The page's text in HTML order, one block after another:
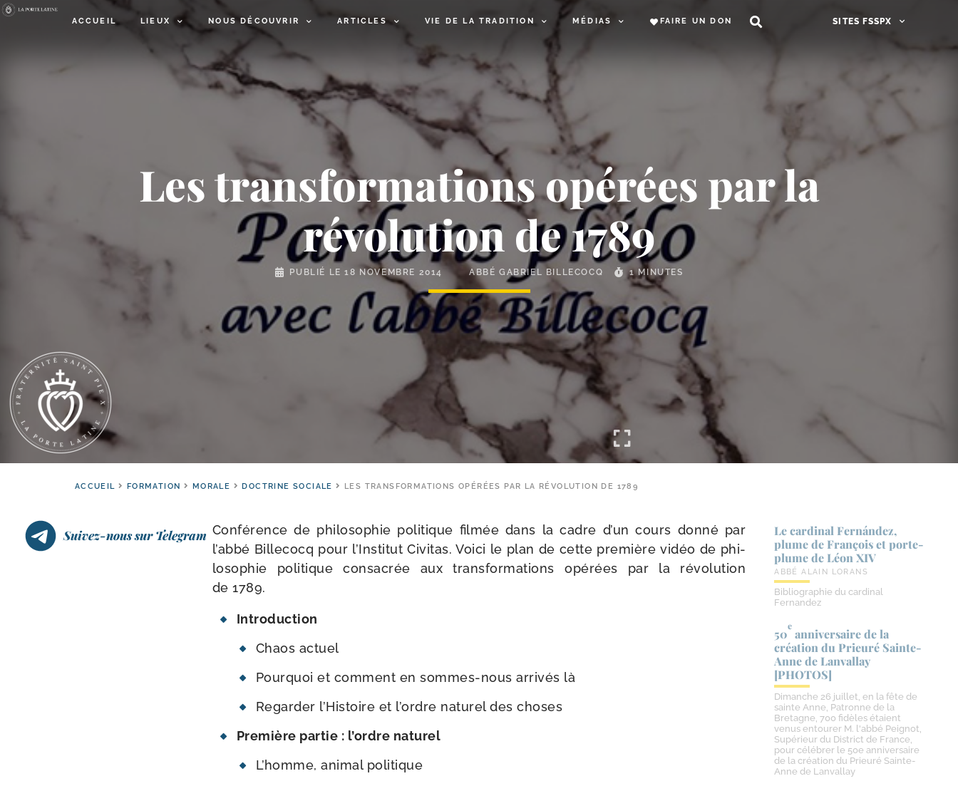
ACCUEIL LIEUX NOUS DÉCOUVRIR ARTICLES VIE DE LA TRADITION MÉDIAS FAIRE UN DON SITES FSSPX
Les transformations opérées par la
révolution de 1789
PUBLIÉ LE18 NOVEMBRE 2014 ABBÉ GABRIEL BILLECOCQ 1 MINUTES
ACCUEIL FORMATION MORALE DOCTRINE SOCIALE LES TRANSFORMATIONS OPÉRÉES PAR LA RÉVOLUTION DE 1789
Suivez-nous sur Telegram Conférence de phi­lo­so­phie poli­tique fil­mée dans la cadre d’un cours don­né par
l’abbé Billecocq pour l’Institut Civitas. Voici le plan de cette pre­mière vidéo de phi­
lo­so­phie poli­tique consa­crée aux trans­for­ma­tions opé­rées par la révo­lu­tion
de 1789.
Introduction
Chaos actuel
Pourquoi et com­ment en sommes-​nous arri­vés là
Regarder l’Histoire et l’ordre natu­rel des choses
Première par­tie : l’ordre naturel
L’homme, ani­mal politique
Le cardinal Fernández,
plume de François et porte-​
plume de Léon XIV
ABBÉ ALAIN LORANS
Bibliographie du cardinal
Fernandez
50
e
anniversaire de la
création du Prieuré Sainte-​
Anne de Lanvallay
[PHOTOS]
Dimanche 26 juillet, en la fête de
sainte Anne, Patronne de la
Bretagne, 700 fidèles étaient
venus entourer M. l'abbé Peignot,
Supérieur du District de France,
pour célébrer le 50e anniversaire
de la création du Prieuré Sainte-
Anne de Lanvallay